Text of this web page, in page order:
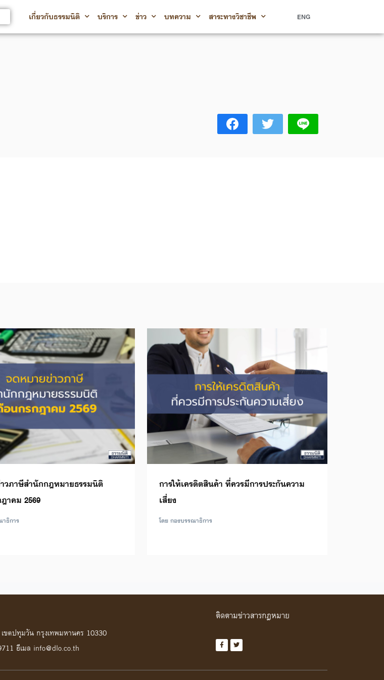
เกี่ยวกับธรรมนิติ บริการ ข่าว บทความ สาระทางวิชาชีพ ENG
วภาษีสำนักกฎหมายธรรมนิติ
าคม 2569
ธิการ
การให้เครดิตสินค้า ที่ควรมีการประกันความ
เสี่ยง
โดย กองบรรณาธิการ
ตปทุมวัน กรุงเทพมหานคร 10330
อีเมล info@dlo.co.th
ติดตามข่าวสารกฎหมาย